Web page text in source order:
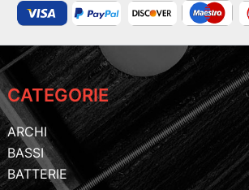
CATEGORIE
ARCHI
BASSI
BATTERIE